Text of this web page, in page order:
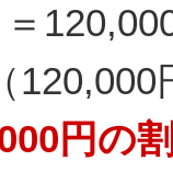
120,000
円の